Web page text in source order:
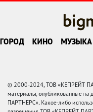
ГОРОД КИНО МУЗЫКА
© 2000-2024, ТОВ «КЕПРЕЙТ
материалы, опубликованные на
ПАРТНЕРС». Какое-либо